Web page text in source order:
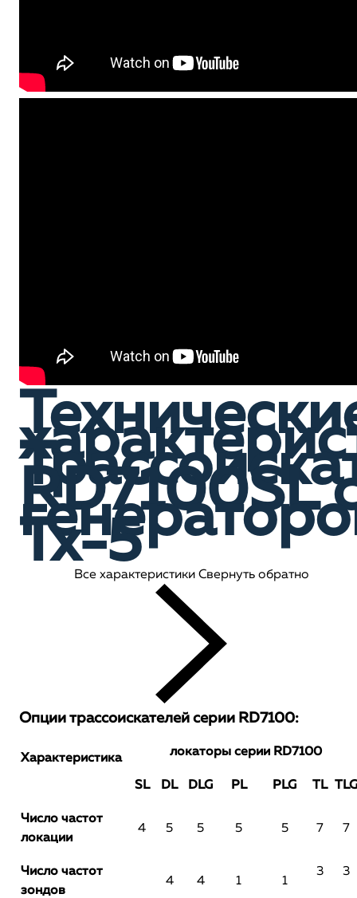
RD7100SL
Tx-5
Все характеристики Свернуть обратно
Опции трассоискателей серии RD7100:
Характеристика локаторы серии RD7100
SL DL DLG PL PLG TL TLG
Число частот
локации
4 5 5 5 5 7 7
Число частот
зондов
4 4 1 1
3 3